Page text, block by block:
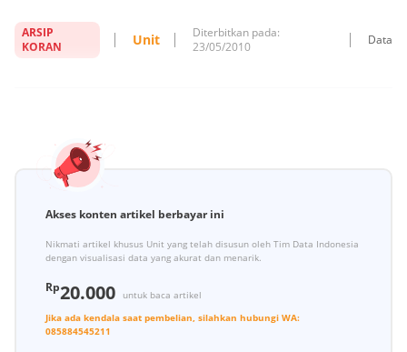
ARSIP
KORAN
Unit
Diterbitkan pada:
23/05/2010
Data
Akses konten artikel berbayar ini
Nikmati artikel khusus Unit yang telah disusun oleh Tim Data Indonesia
dengan visualisasi data yang akurat dan menarik.
Rp20.000
untuk baca artikel
Jika ada kendala saat pembelian, silahkan hubungi WA:
085884545211